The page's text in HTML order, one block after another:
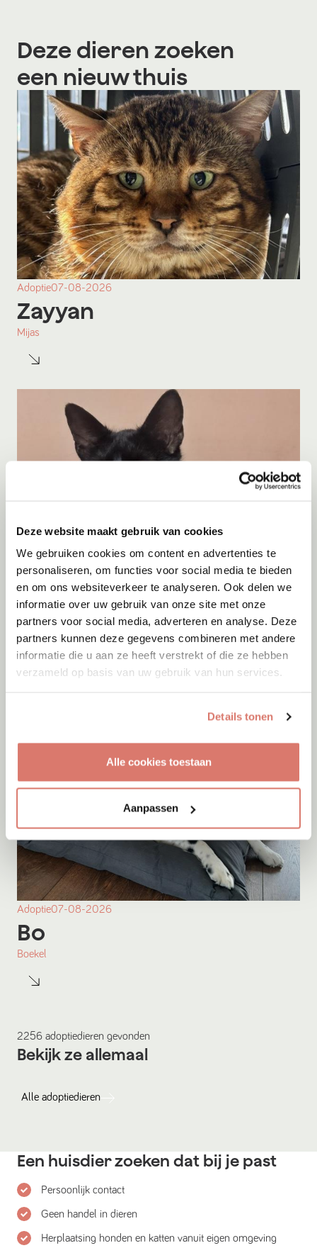
Deze website maakt gebruik van cookies
We gebruiken cookies om content en advertenties te
personaliseren, om functies voor social media te bieden
en om ons websiteverkeer te analyseren. Ook delen we
informatie over uw gebruik van onze site met onze
partners voor social media, adverteren en analyse. Deze
partners kunnen deze gegevens combineren met andere
informatie die u aan ze heeft verstrekt of die ze hebben
verzameld op basis van uw gebruik van hun services.
Details tonen
Alle cookies toestaan
Aanpassen
Deze dieren zoeken
een nieuw thuis
Adoptie07-08-2026
Zayyan
Mijas
Adoptie07-08-2026
Cyka
Onesti
Adoptie07-08-2026
Bo
Boekel
2256 adoptiedieren gevonden
Bekijk ze allemaal
Alle adoptiedieren
Een huisdier zoeken dat bij je past
Persoonlijk contact
Geen handel in dieren
Herplaatsing honden en katten vanuit eigen omgeving